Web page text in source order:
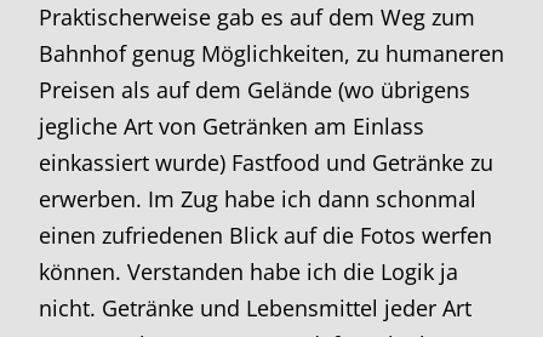
Praktischerweise gab es auf dem Weg zum
Bahnhof genug Möglichkeiten, zu humaneren
Preisen als auf dem Gelände (wo übrigens
jegliche Art von Getränken am Einlass
einkassiert wurde) Fastfood und Getränke zu
erwerben. Im Zug habe ich dann schonmal
einen zufriedenen Blick auf die Fotos werfen
können. Verstanden habe ich die Logik ja
nicht. Getränke und Lebensmittel jeder Art